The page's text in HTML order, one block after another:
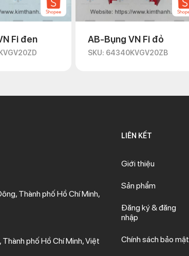
Fi đen AB-Bụng VN Fi đỏ
SKU: 64340KVGV20ZB
Thành phố Hồ Chí Minh,
phố Hồ Chí Minh, Việt
LIÊN KẾT
Giới thiệu
Sản phẩm
Đăng ký & đăng
nhập
Chính sách bảo mật